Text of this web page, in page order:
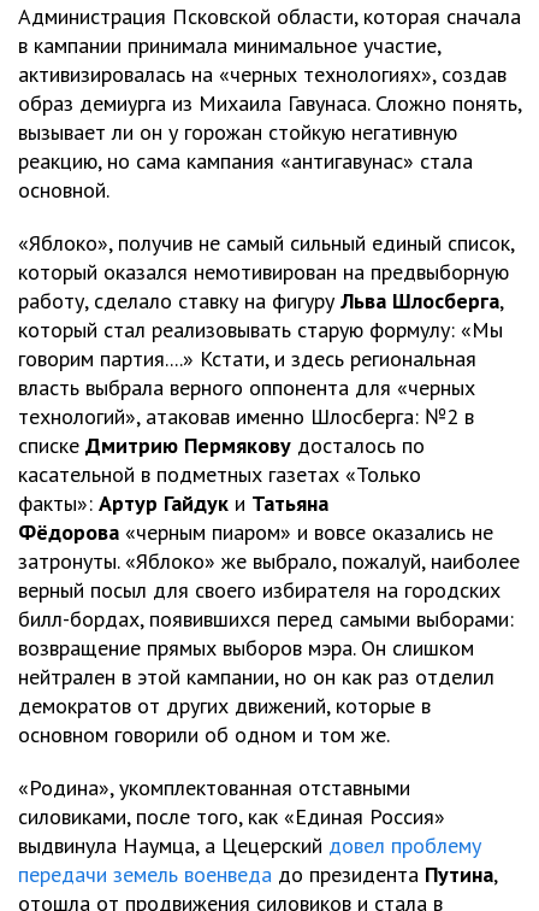
Администрация Псковской области, которая сначала
в кампании принимала минимальное участие,
активизировалась на «черных технологиях», создав
образ демиурга из Михаила Гавунаса. Сложно понять,
вызывает ли он у горожан стойкую негативную
реакцию, но сама кампания «антигавунас» стала
основной.
«Яблоко», получив не самый сильный единый список,
который оказался немотивирован на предвыборную
работу, сделало ставку на фигуру Льва Шлосберга,
который стал реализовывать старую формулу: «Мы
говорим партия....» Кстати, и здесь региональная
власть выбрала верного оппонента для «черных
технологий», атаковав именно Шлосберга: №2 в
списке Дмитрию Пермякову досталось по
касательной в подметных газетах «Только
факты»: Артур Гайдук и Татьяна
Фёдорова «черным пиаром» и вовсе оказались не
затронуты. «Яблоко» же выбрало, пожалуй, наиболее
верный посыл для своего избирателя на городских
билл-бордах, появившихся перед самыми выборами:
возвращение прямых выборов мэра. Он слишком
нейтрален в этой кампании, но он как раз отделил
демократов от других движений, которые в
основном говорили об одном и том же.
«Родина», укомплектованная отставными
силовиками, после того, как «Единая Россия»
выдвинула Наумца, а Цецерский довел проблему
передачи земель военведа до президента Путина,
отошла от продвижения силовиков и стала в